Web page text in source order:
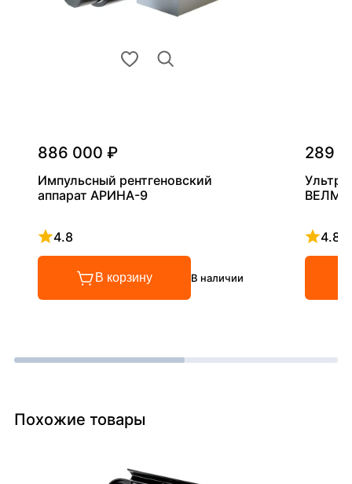
886 000 ₽
Импульсный рентгеновский
аппарат АРИНА-9
4.8
Рейтинг 4.8 из 5
В корзину В наличии
289
4.8
Похожие товары